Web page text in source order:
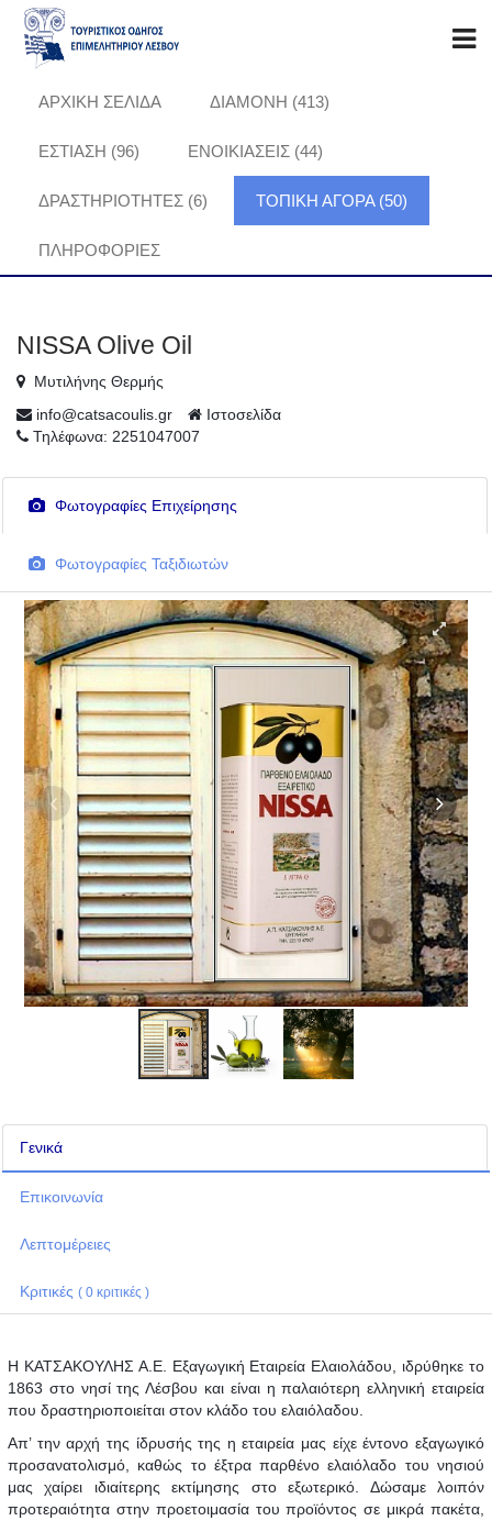
ΑΡΧΙΚΗ ΣΕΛΙΔΑ ΔΙΑΜΟΝΗ (413)
ΕΣΤΙΑΣΗ (96) ΕΝΟΙΚΙΑΣΕΙΣ (44)
ΔΡΑΣΤΗΡΙΟΤΗΤΕΣ (6) ΤΟΠΙΚΗ ΑΓΟΡΑ (50)
ΠΛΗΡΟΦΟΡΊΕΣ
NISSA Olive Oil
Μυτιλήνης Θερμής
info@catsacoulis.gr
Ιστοσελίδα
Τηλέφωνα: 2251047007
Φωτογραφίες Επιχείρησης
Φωτογραφίες Ταξιδιωτών
Γενικά
Επικοινωνία
Λεπτομέρειες
Κριτικές ( 0 κριτικές )
Η ΚΑΤΣΑΚΟΥΛΗΣ Α.Ε. Εξαγωγική Εταιρεία Ελαιολάδου, ιδρύθηκε το
1863 στο νησί της Λέσβου και είναι η παλαιότερη ελληνική εταιρεία
που δραστηριοποιείται στον κλάδο του ελαιόλαδου.
Απ’ την αρχή της ίδρυσής της η εταιρεία μας είχε έντονο εξαγωγικό
προσανατολισμό, καθώς το έξτρα παρθένο ελαιόλαδο του νησιού
μας χαίρει ιδιαίτερης εκτίμησης στο εξωτερικό. Δώσαμε λοιπόν
προτεραιότητα στην προετοιμασία του προϊόντος σε μικρά πακέτα,